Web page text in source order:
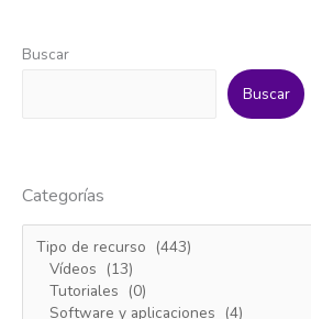
Buscar
Buscar
Categorías